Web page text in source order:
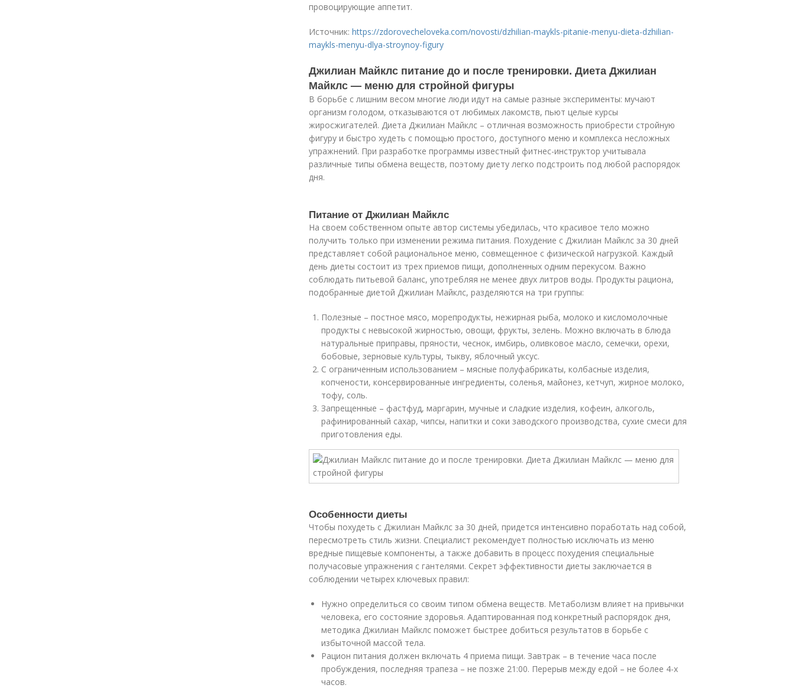
провоцирующие аппетит.
Источник: https://zdorovecheloveka.com/novosti/dzhilian-maykls-pitanie-menyu-dieta-dzhilian-
maykls-menyu-dlya-stroynoy-figury
Джилиан Майклс питание до и после тренировки. Диета Джилиан
Майклс — меню для стройной фигуры
В борьбе с лишним весом многие люди идут на самые разные эксперименты: мучают
организм голодом, отказываются от любимых лакомств, пьют целые курсы
жиросжигателей. Диета Джилиан Майклс – отличная возможность приобрести стройную
фигуру и быстро худеть с помощью простого, доступного меню и комплекса несложных
упражнений. При разработке программы известный фитнес-инструктор учитывала
различные типы обмена веществ, поэтому диету легко подстроить под любой распорядок
дня.
Питание от Джилиан Майклс
На своем собственном опыте автор системы убедилась, что красивое тело можно
получить только при изменении режима питания. Похудение с Джилиан Майклс за 30 дней
представляет собой рациональное меню, совмещенное с физической нагрузкой. Каждый
день диеты состоит из трех приемов пищи, дополненных одним перекусом. Важно
соблюдать питьевой баланс, употребляя не менее двух литров воды. Продукты рациона,
подобранные диетой Джилиан Майклс, разделяются на три группы:
Полезные – постное мясо, морепродукты, нежирная рыба, молоко и кисломолочные
продукты с невысокой жирностью, овощи, фрукты, зелень. Можно включать в блюда
натуральные приправы, пряности, чеснок, имбирь, оливковое масло, семечки, орехи,
бобовые, зерновые культуры, тыкву, яблочный уксус.
С ограниченным использованием – мясные полуфабрикаты, колбасные изделия,
копчености, консервированные ингредиенты, соленья, майонез, кетчуп, жирное молоко,
тофу, соль.
Запрещенные – фастфуд, маргарин, мучные и сладкие изделия, кофеин, алкоголь,
рафинированный сахар, чипсы, напитки и соки заводского производства, сухие смеси для
приготовления еды.
Особенности диеты
Чтобы похудеть с Джилиан Майклс за 30 дней, придется интенсивно поработать над собой,
пересмотреть стиль жизни. Специалист рекомендует полностью исключать из меню
вредные пищевые компоненты, а также добавить в процесс похудения специальные
получасовые упражнения с гантелями. Секрет эффективности диеты заключается в
соблюдении четырех ключевых правил:
Нужно определиться со своим типом обмена веществ. Метаболизм влияет на привычки
человека, его состояние здоровья. Адаптированная под конкретный распорядок дня,
методика ­Джилиан Майклс поможет быстрее добиться результатов в борьбе с
избыточной массой тела.
Рацион питания должен включать 4 приема пищи. Завтрак – в течение часа после
пробуждения, последняя трапеза – не позже 21:00. Перерыв между едой – не более 4-х
часов.